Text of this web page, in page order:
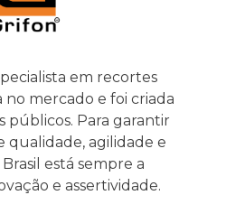
em recortes
no mercado e foi criada
públicos. Para garantir
agilidade e
está sempre a
e assertividade.